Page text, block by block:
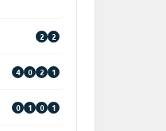
2 2
4 0 2 1
0 1 0 1